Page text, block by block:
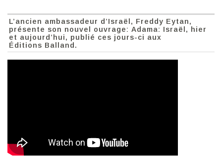
L’ancien ambassadeur d’Israël, Freddy Eytan,
présente son nouvel ouvrage: Adama: Israël, hier
et aujourd’hui, publié ces jours-ci aux
Éditions Balland.